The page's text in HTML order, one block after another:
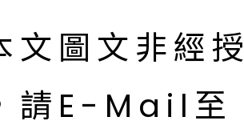
圖文非經
請E-Mail至